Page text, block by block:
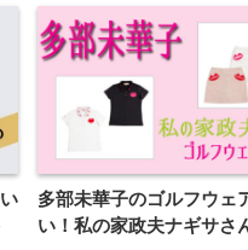
多部未華子のゴルフウェ
い！私の家政夫ナギサさ